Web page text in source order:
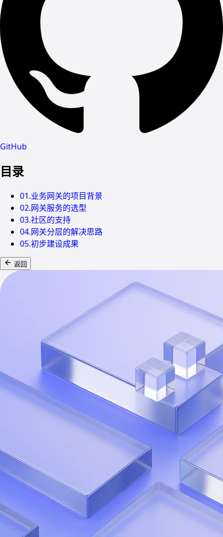
GitHub
目录
01.业务网关的项目背景
02.网关服务的选型
03.社区的支持
04.网关分层的解决思路
05.初步建设成果
返回